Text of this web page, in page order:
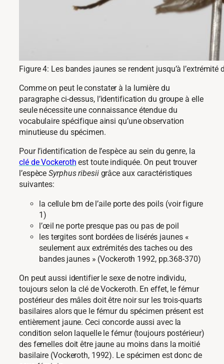
Figure 4: Les bandes jaunes se rendent jusqu’à l’extrémité
Comme on peut le constater à la lumière du
paragraphe ci-dessus, l’identification du groupe à elle
seule nécessite une connaissance étendue du
vocabulaire spécifique ainsi qu’une observation
minutieuse du spécimen.
Pour l’identification de l’espèce au sein du genre, la
clé de Vockeroth est toute indiquée. On peut trouver
l’espèceSyrphus ribesii grâce aux caractéristiques
suivantes:
la cellule bm de l’aile porte des poils (voir figure
1)
l’œil ne porte presque pas ou pas de poil
les tergites sont bordées de lisérés jaunes «
seulement aux extrémités des taches ou des
bandes jaunes » (Vockeroth 1992, pp.368-370)
On peut aussi identifier le sexe de notre individu,
toujours selon la clé de Vockeroth. En effet, le fémur
postérieur des mâles doit être noir sur les trois-quarts
basilaires alors que le fémur du spécimen présent est
entièrement jaune. Ceci concorde aussi avec la
condition selon laquelle le fémur (toujours postérieur)
des femelles doit être jaune au moins dans la moitié
basilaire (Vockeroth, 1992). Le spécimen est donc de